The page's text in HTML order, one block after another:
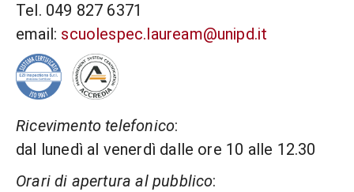
Tel. 049 827 6371
email: scuolespec.lauream@unipd.it
Ricevimento telefonico:
dal lunedì al venerdì dalle ore 10 alle 12.30
Orari di apertura al pubblico: